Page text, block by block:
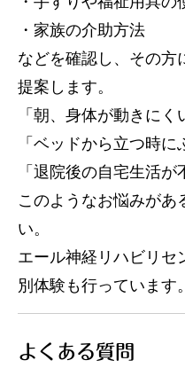
・家族の介助方法
などを確認し、その方
提案します。
「朝、身体が動きにく
「ベッドから立つ時に
「退院後の自宅生活が
このようなお悩みがあ
い。
エール神経リハビリセ
別体験も行っています。
よくある質問